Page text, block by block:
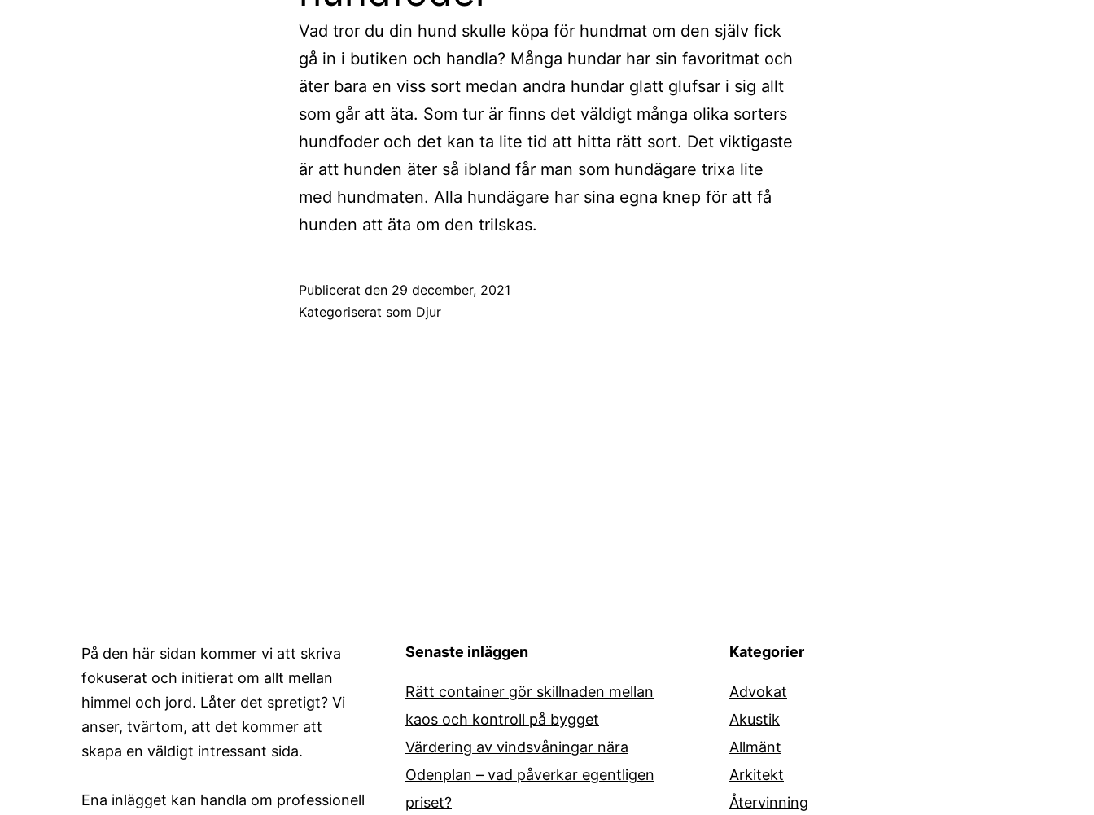
Vad tror du din hund skulle köpa för hundmat om den själv fick
gå in i butiken och handla? Många hundar har sin favoritmat och
äter bara en viss sort medan andra hundar glatt glufsar i sig allt
som går att äta. Som tur är finns det väldigt många olika sorters
hundfoder och det kan ta lite tid att hitta rätt sort. Det viktigaste
är att hunden äter så ibland får man som hundägare trixa lite
med hundmaten. Alla hundägare har sina egna knep för att få
hunden att äta om den trilskas.
Publicerat den 29 december, 2021
Kategoriserat som Djur
På den här sidan kommer vi att skriva
fokuserat och initierat om allt mellan
himmel och jord. Låter det spretigt? Vi
anser, tvärtom, att det kommer att
skapa en väldigt intressant sida.
Ena inlägget kan handla om professionell
Senaste inläggen
Rätt container gör skillnaden mellan
kaos och kontroll på bygget
Värdering av vindsvåningar nära
Odenplan – vad påverkar egentligen
priset?
Kategorier
Advokat
Akustik
Allmänt
Arkitekt
Återvinning